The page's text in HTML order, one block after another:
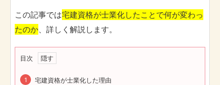
この記事では宅建資格が士業化したことで何が変わっ
たのか、詳しく解説します。
目次
宅建資格が士業化した理由